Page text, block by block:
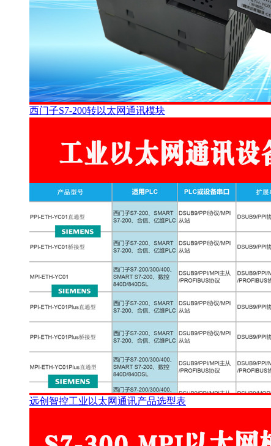
西门子S7-200转以太网通讯模块
远创智控工业以太网通讯产品选型表